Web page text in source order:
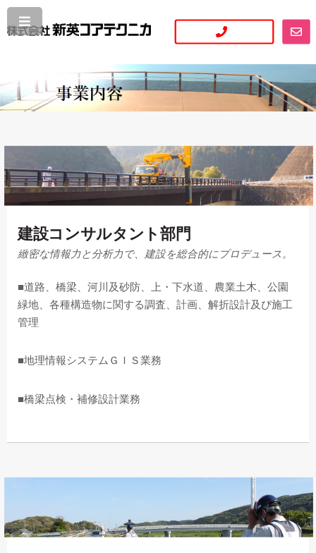
建設コンサルタント部門
緻密な情報力と分析力で、建設を総合的にプロデュース。
■道路、橋梁、河川及砂防、上・下水道、農業土木、公園
緑地、各種構造物に関する調査、計画、解折設計及び施工
管理
■地理情報システムＧＩＳ業務
■橋梁点検・補修設計業務